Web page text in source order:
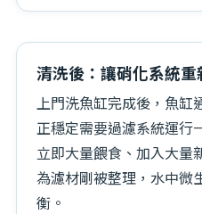
清洗後：讓硝化系統重
上門洗魚缸完成後，魚
正穩定需要過濾系統運行
立即大量餵食、加入大量
為濾材剛被整理，水中微
衡。